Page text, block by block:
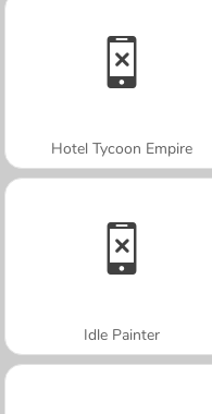
Hotel Tycoon Empire
Idle Painter